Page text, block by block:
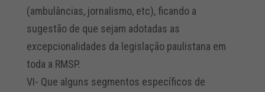
(ambulâncias, jornalismo, etc), ficando a
sugestão de que sejam adotadas as
excepcionalidades da legislação paulistana em
toda a RMSP.
VI- Que alguns segmentos específicos de